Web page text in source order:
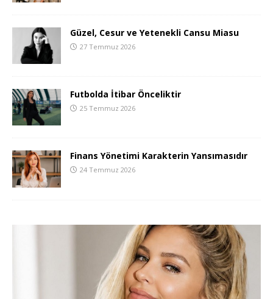
Güzel, Cesur ve Yetenekli Cansu Miasu
27 Temmuz 2026
Futbolda İtibar Önceliktir
25 Temmuz 2026
Finans Yönetimi Karakterin Yansımasıdır
24 Temmuz 2026